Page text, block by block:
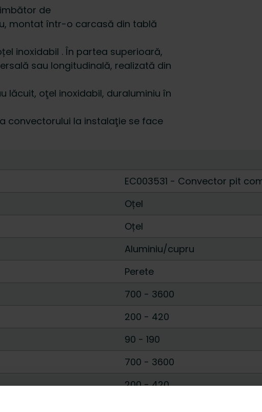
de
montat într-o carcasă din tablă
inoxidabil . În partea superioară,
sau longitudinală, realizată din
lăcuit, oţel inoxidabil, duraluminiu în
convectorului la instalaţie se face
EC003531 - Convector pit
Oțel
Oțel
Aluminiu/cupru
Perete
700 - 3600
200 - 420
90 - 190
700 - 3600
200-420